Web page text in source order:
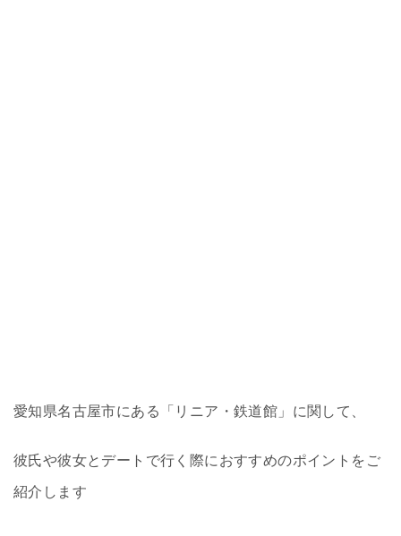
愛知県名古屋市にある「リニア・鉄道館」に関して、
彼氏や彼女とデートで行く際におすすめのポイントをご
紹介します